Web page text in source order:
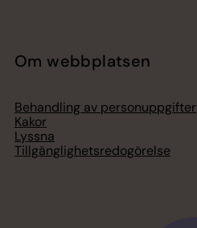
Om webbplatsen
Behandling av personuppgifter
Kakor
Lyssna
Tillgänglighetsredogörelse